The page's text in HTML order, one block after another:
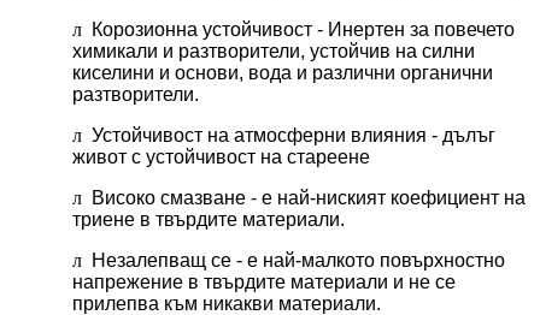
л Корозионна устойчивост - Инертен за повечето
химикали и разтворители, устойчив на силни
киселини и основи, вода и различни органични
разтворители.
л Устойчивост на атмосферни влияния - дълъг
живот с устойчивост на стареене
л Високо смазване - е най-ниският коефициент на
триене в твърдите материали.
л Незалепващ се - е най-малкото повърхностно
напрежение в твърдите материали и не се
прилепва към никакви материали.